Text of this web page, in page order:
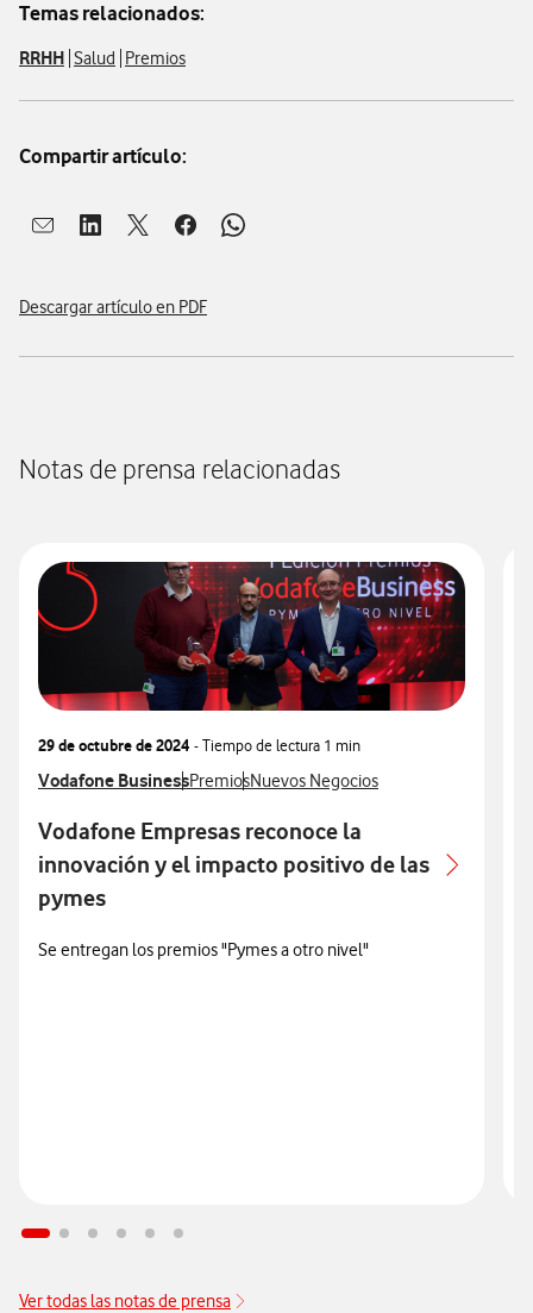
Temas relacionados:
RRHH Salud Premios
Compartir artículo:
Abrir ventana para compartir en mail
Abrir ventana para compartir en linkedin
Abrir ventana para compartir en twitter
Abrir ventana para compartir en facebook
Abrir ventana para compartir en
Descargar artículo en PDF
Notas de prensa relacionadas
29 de octubre de 2024 - Tiempo de lectura 1 min
Ver más notas de prensa relacionados con
Vodafone BusinessVer más notas de prensa relacionados con
PremiosVer más notas de prensa relacionados
Nuevos Negocios
Vodafone Empresas reconoce la
innovación y el impacto positivo de las
pymes
Se entregan los premios "Pymes a otro nivel"
Ver todas las notas de prensa